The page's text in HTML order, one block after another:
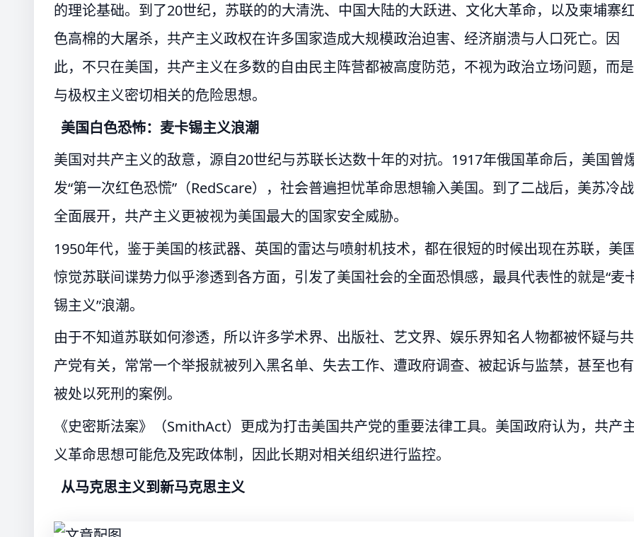
的理论基础。到了20世纪，苏联的的大清洗、中国大陆的大跃进、文化大革命，以及柬埔寨
色高棉的大屠杀，共产主义政权在许多国家造成大规模政治迫害、经济崩溃与人口死亡。因
此，不只在美国，共产主义在多数的自由民主阵营都被高度防范，不视为政治立场问题，而是
与极权主义密切相关的危险思想。
美国白色恐怖：麦卡锡主义浪潮
美国对共产主义的敌意，源自20世纪与苏联长达数十年的对抗。1917年俄国革命后，美国曾
发“第一次红色恐慌”（RedScare），社会普遍担忧革命思想输入美国。到了二战后，美苏冷战
全面展开，共产主义更被视为美国最大的国家安全威胁。
1950年代，鉴于美国的核武器、英国的雷达与喷射机技术，都在很短的时候出现在苏联，美
惊觉苏联间谍势力似乎渗透到各方面，引发了美国社会的全面恐惧感，最具代表性的就是“麦
锡主义”浪潮。
由于不知道苏联如何渗透，所以许多学术界、出版社、艺文界、娱乐界知名人物都被怀疑与共
产党有关，常常一个举报就被列入黑名单、失去工作、遭政府调查、被起诉与监禁，甚至也有
被处以死刑的案例。
《史密斯法案》（SmithAct）更成为打击美国共产党的重要法律工具。美国政府认为，共产
义革命思想可能危及宪政体制，因此长期对相关组织进行监控。
从马克思主义到新马克思主义